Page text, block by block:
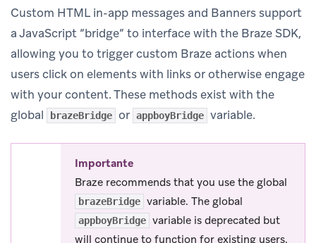
Custom HTML in-app messages and Banners support
a JavaScript “bridge” to interface with the Braze SDK,
allowing you to trigger custom Braze actions when
users click on elements with links or otherwise engage
with your content. These methods exist with the
global
brazeBridge or appboyBridge variable.
Importante
Braze recommends that you use the global
brazeBridge variable. The global
appboyBridge variable is deprecated but
will continue to function for existing users.